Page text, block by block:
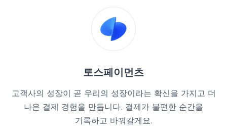
토스페이먼츠
고객사의 성장이 곧 우리의 성장이라는 확신을 가지고 더
나은 결제 경험을 만듭니다. 결제가 불편한 순간을
기록하고 바꿔갈게요.